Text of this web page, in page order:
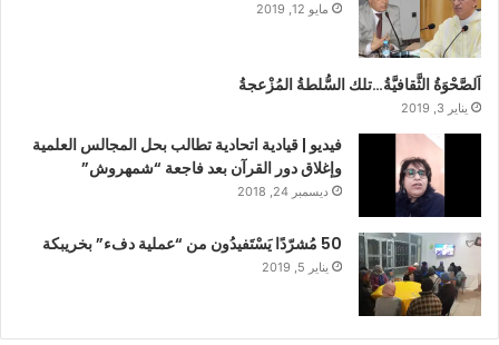
مايو 12, 2019
اَلصَّحْوَةُ الثَّقافيَّةُ…تلك السُّلطةُ المُزْعجةُ
يناير 3, 2019
فيديو | قيادية اتحادية تطالب بحل المجالس العلمية
وإغلاق دور القرآن بعد فاجعة “شمهروش”
ديسمبر 24, 2018
50 مُشرّدًا يَسْتَفيدُون من “عملية دفء” بخريبكة
يناير 5, 2019